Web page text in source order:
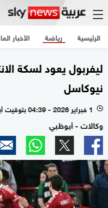
الرئيسية الأخبار رياضة
ليفربول يعود لسكة
نيوكاسل
l 1 فبراير 2026 - 04:39 بتوقيت أبوظبي
وكالات - أبوظبي